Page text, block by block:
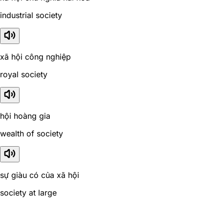
industrial society
xã hội công nghiệp
royal society
hội hoàng gia
wealth of society
sự giàu có của xã hội
society at large